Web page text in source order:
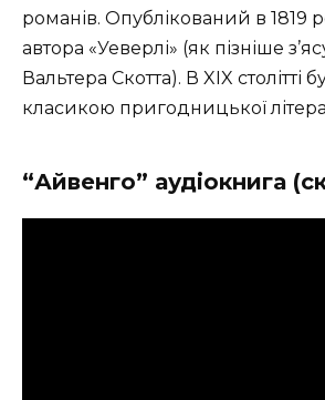
романів. Опублікований в 1819
автора «Уеверлі» (як пізніше
Вальтера Скотта). В XIX столітті
класикою пригодницької
“Айвенго” аудіокнига